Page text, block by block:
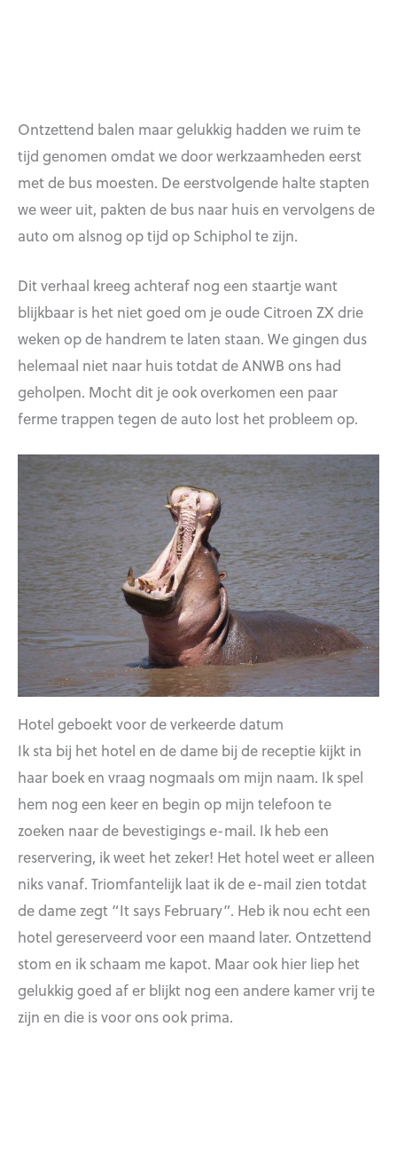
Ontzettend balen maar gelukkig hadden we ruim te
tijd genomen omdat we door werkzaamheden eerst
met de bus moesten. De eerstvolgende halte stapten
we weer uit, pakten de bus naar huis en vervolgens de
auto om alsnog op tijd op Schiphol te zijn.
Dit verhaal kreeg achteraf nog een staartje want
blijkbaar is het niet goed om je oude Citroen ZX drie
weken op de handrem te laten staan. We gingen dus
helemaal niet naar huis totdat de ANWB ons had
geholpen. Mocht dit je ook overkomen een paar
ferme trappen tegen de auto lost het probleem op.
Hotel geboekt voor de verkeerde datum
Ik sta bij het hotel en de dame bij de receptie kijkt in
haar boek en vraag nogmaals om mijn naam. Ik spel
hem nog een keer en begin op mijn telefoon te
zoeken naar de bevestigings e-mail. Ik heb een
reservering, ik weet het zeker! Het hotel weet er alleen
niks vanaf. Triomfantelijk laat ik de e-mail zien totdat
de dame zegt “It says February”. Heb ik nou echt een
hotel gereserveerd voor een maand later. Ontzettend
stom en ik schaam me kapot. Maar ook hier liep het
gelukkig goed af er blijkt nog een andere kamer vrij te
zijn en die is voor ons ook prima.